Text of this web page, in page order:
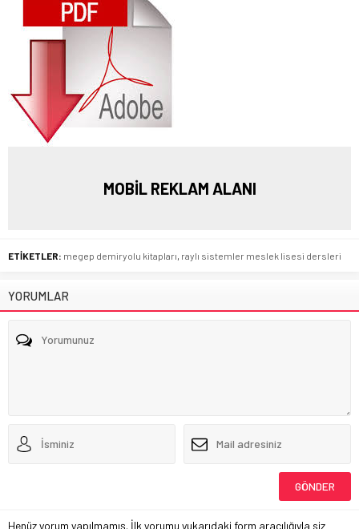
MOBİL REKLAM ALANI
ETİKETLER: megep demiryolu kitapları raylı sistemler meslek lisesi dersleri
YORUMLAR
Henüz yorum yapılmamış. İlk yorumu yukarıdaki form aracılığıyla siz